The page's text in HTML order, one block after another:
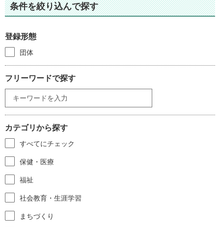
条件を絞り込んで探す
登録形態
団体
フリーワードで探す
カテゴリから探す
すべてにチェック
保健・医療
福祉
社会教育・生涯学習
まちづくり